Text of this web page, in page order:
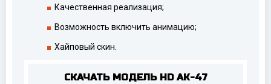
Качественная реализация;
Возможность включить анимацию;
Хайповый скин.
СКАЧАТЬ МОДЕЛЬ HD AK-47